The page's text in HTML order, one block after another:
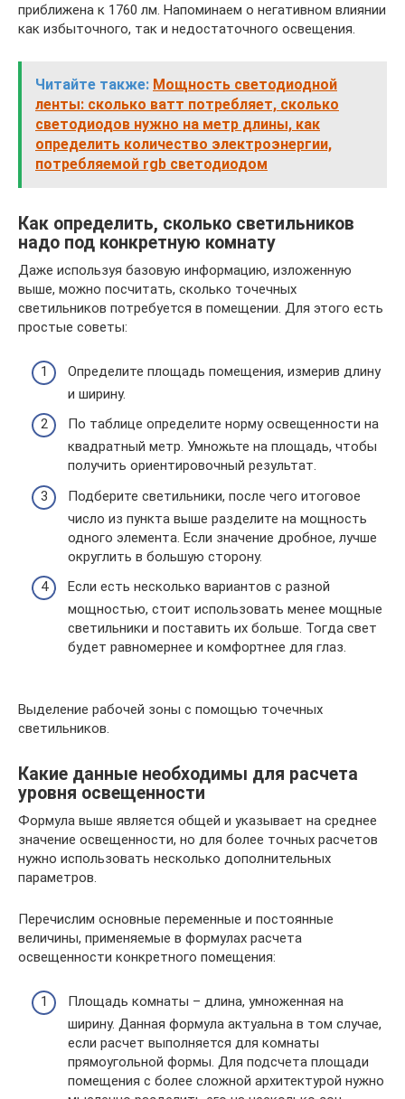
приближена к 1760 лм. Напоминаем о негативном влиянии
как избыточного, так и недостаточного освещения.
Читайте также: Мощность светодиодной
ленты: сколько ватт потрeбляет, сколько
светодиодов нужно на метр длины, как
определить количество электроэнергии,
потрeбляемой rgb светодиодом
Как определить, сколько светильников
надо под конкретную комнату
Даже используя базовую информацию, изложенную
выше, можно посчитать, сколько точечных
светильников потребуется в помещении. Для этого есть
простые советы:
Определите площадь помещения, измерив длину
и ширину.
По таблице определите норму освещенности на
квадратный метр. Умножьте на площадь, чтобы
получить ориентировочный результат.
Подберите светильники, после чего итоговое
число из пункта выше разделите на мощность
одного элемента. Если значение дробное, лучше
округлить в большую сторону.
Если есть несколько вариантов с разной
мощностью, стоит использовать менее мощные
светильники и поставить их больше. Тогда свет
будет равномернее и комфортнее для глаз.
Выделение рабочей зоны с помощью точечных
светильников.
Какие данные необходимы для расчета
уровня освещенности
Формула выше является общей и указывает на среднее
значение освещенности, но для более точных расчетов
нужно использовать несколько дополнительных
параметров.
Перечислим основные переменные и постоянные
величины, применяемые в формулах расчета
освещенности конкретного помещения:
Площадь комнаты – длина, умноженная на
ширину. Данная формула актуальна в том случае,
если расчет выполняется для комнаты
прямоугольной формы. Для подсчета площади
помещения с более сложной архитектурой нужно